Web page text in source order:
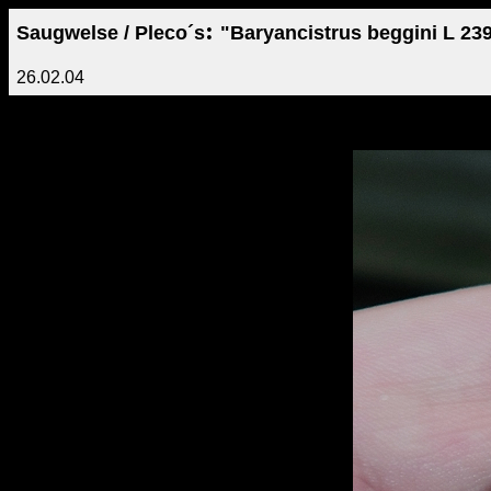
Saugwelse / Pleco´s: "Baryancistrus beggini L
26.02.04